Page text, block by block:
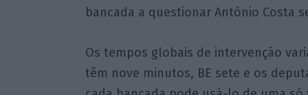
bancada a questionar António Costa
Os tempos globais de intervenção
têm nove minutos, BE sete e os